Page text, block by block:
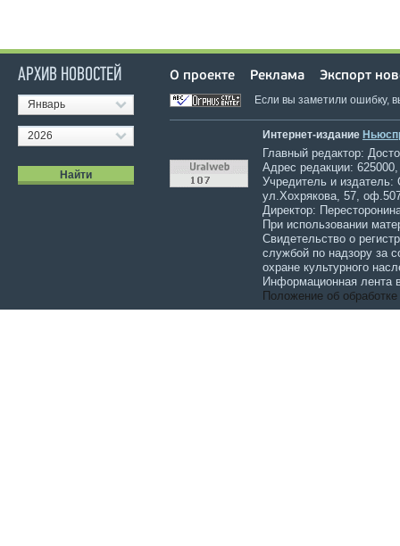
АРХИВ НОВОСТЕЙ
Январь
2026
О проекте Реклама Экспорт
Если вы заметили ошибку,
Интернет-издание
Главный редактор:
Адрес редакции:
Учредитель и
ул.Хохрякова, 57,
Директор:
При использовании
Свидетельство о
службой по надзору за
охране культурного
Информационная лента
Положение об